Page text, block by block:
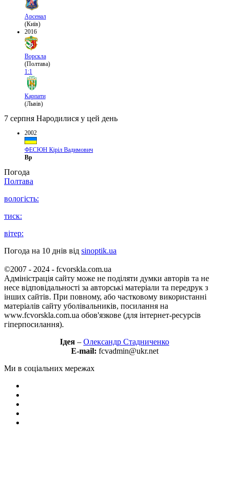
Арсенал
(Київ)
2016
Ворскла
(Полтава)
1:1
Карпати
(Львів)
7 серпня Народилися у цей день
2002
ФЕСЮН Кіріл Вадимович
Вр
Погода
Полтава
вологість:
тиск:
вітер:
Погода на 10 днів від sinoptik.ua
©2007 - 2024 - fcvorskla.com.ua
Адміністрація сайту може не поділяти думки авторів та не
несе відповідальності за авторські матеріали та передрук з
інших сайтів. При повному, або частковому використанні
матеріалів сайту уболівальників, посилання на
www.fcvorskla.com.ua обов'язкове (для інтернет-ресурсів
гіперпосилання).
Ідея – Олександр Стадниченко
E-mail: fcvadmin@ukr.net
Ми в соціальних мережах